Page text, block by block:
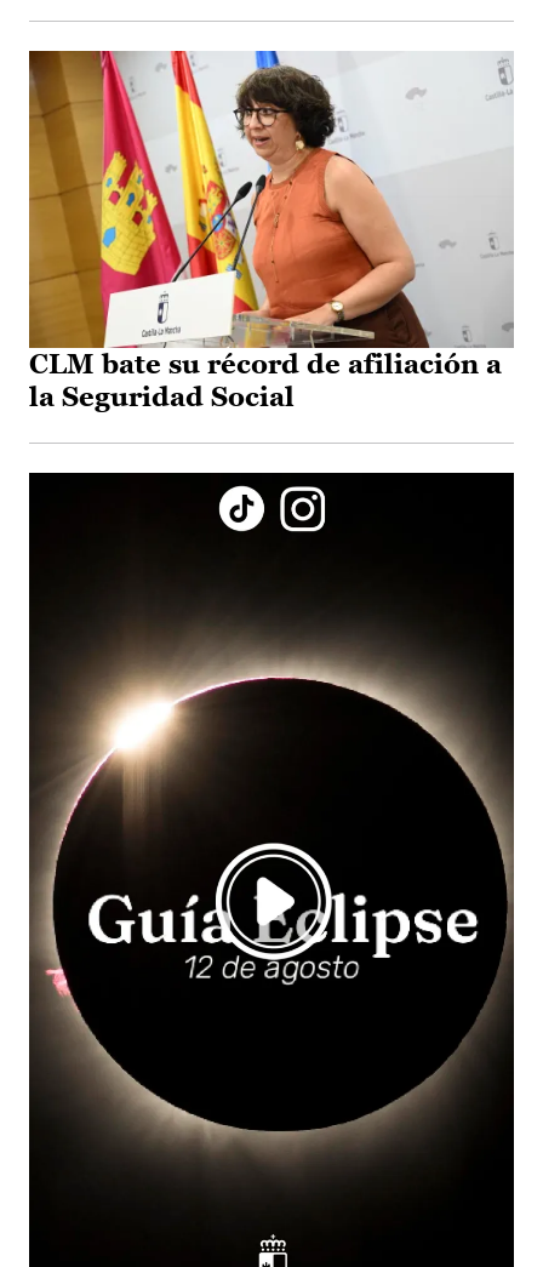
CLM bate su récord de afiliación a
la Seguridad Social